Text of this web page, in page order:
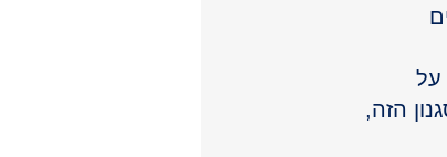
על
הזה,